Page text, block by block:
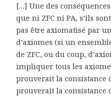
[…] Une des
que ni ZFC ni PA, s’ils
pas être axiomatisé par
d’axiomes (si un
de ZFC, ou du coup,
impliquer tous les
prouverait la consistance
prouverait la consistance